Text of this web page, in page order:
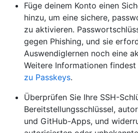
Füge deinem Konto einen
hinzu, um eine sichere,
zu aktivieren.
gegen Phishing, und sie
Auswendiglernen noch eine
Weitere Informationen
zu Passkeys.
Überprüfen Sie Ihre SSH-
Bereitstellungsschlüssel,
und GitHub-Apps, und